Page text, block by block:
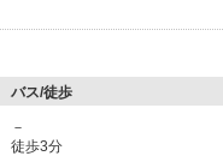
バス/徒歩
－
徒歩3分